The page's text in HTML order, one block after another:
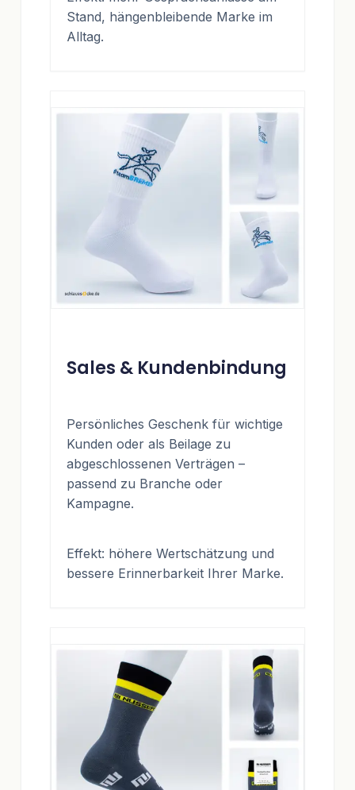
Stand, hängenbleibende Marke im
Alltag.
Sales & Kundenbindung
Persönliches Geschenk für wichtige
Kunden oder als Beilage zu
abgeschlossenen Verträgen –
passend zu Branche oder
Kampagne.
Effekt: höhere Wertschätzung und
bessere Erinnerbarkeit Ihrer Marke.